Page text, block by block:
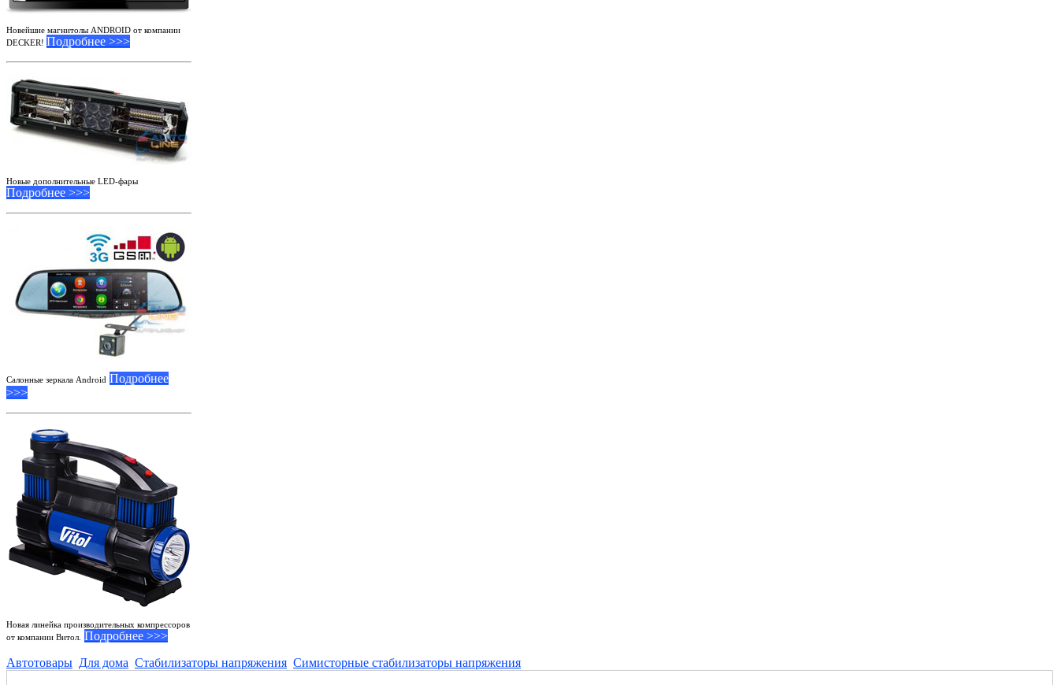
Новейшие магнитолы ANDROID от компании
DECKER! Подробнее >>>
Новые дополнительные LED-фары
Подробнее >>>
Салонные зеркала Android Подробнее
>>>
Новая линейка производительных компрессоров
от компании Витол.
Подробнее >>>
Автотовары Для дома Стабилизаторы напряжения Симисторные стабилизаторы напряжения